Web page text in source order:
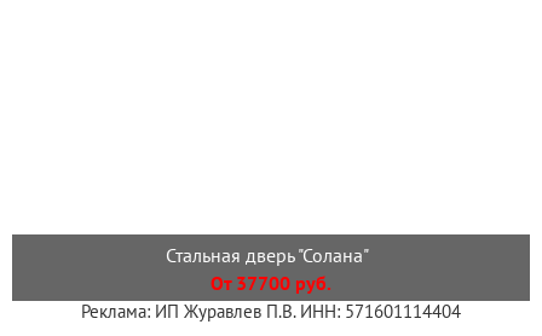
Стальная дверь "Солана"
От 37700 руб.
Реклама: ИП Журавлев П.В. ИНН: 571601114404